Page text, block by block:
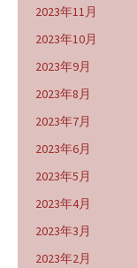
2023年11月
2023年10月
2023年9月
2023年8月
2023年7月
2023年6月
2023年5月
2023年4月
2023年3月
2023年2月